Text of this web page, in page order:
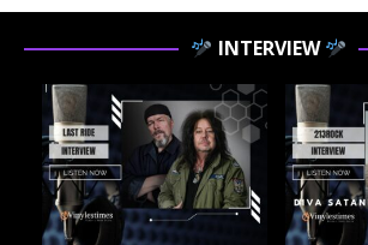
INTERVIEW